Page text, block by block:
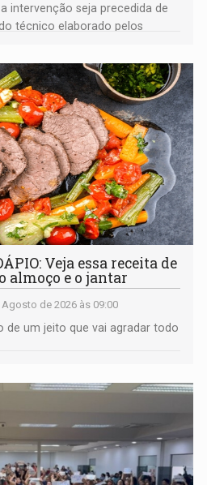
intervenção seja precedida de
técnico elaborado pelos
Veja essa receita de
almoço e o jantar
Agosto de 2026 às 09:00
de um jeito que vai agradar todo